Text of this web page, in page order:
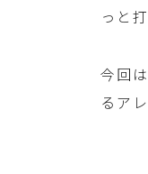
っと
今回
るア